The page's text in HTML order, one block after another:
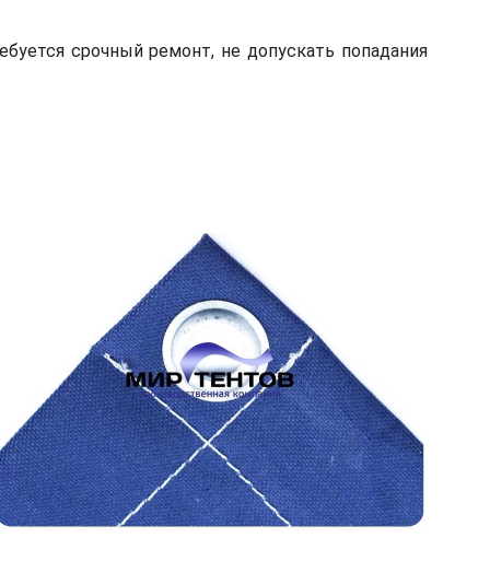
срочный ремонт, не допускать попадания